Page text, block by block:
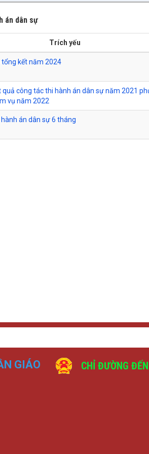
án dân sự
Trích yếu
tổng kết năm 2024
quả công tác thi hành án dân sự năm 2021
vụ năm 2022
án dân sự 6 tháng
GIÁO CHỈ ĐƯỜNG